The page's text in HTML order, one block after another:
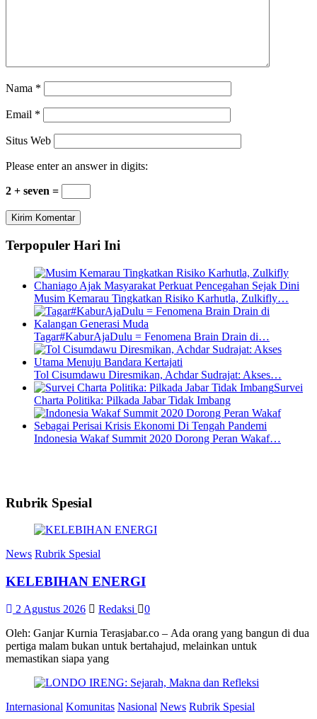
Nama *
Email *
Situs Web
Please enter an answer in digits:
2 + seven =
Terpopuler Hari Ini
Musim Kemarau Tingkatkan Risiko Karhutla, Zulkifly…
Tagar#KaburAjaDulu = Fenomena Brain Drain di…
Tol Cisumdawu Diresmikan, Achdar Sudrajat: Akses…
Survei
Charta Politika: Pilkada Jabar Tidak Imbang
Indonesia Wakaf Summit 2020 Dorong Peran Wakaf…
Rubrik Spesial
News Rubrik Spesial
KELEBIHAN ENERGI
2 Agustus 2026 Redaksi
0
Oleh: Ganjar Kurnia Terasjabar.co – Ada orang yang bangun di dua
pertiga malam bukan untuk bertahajud, melainkan untuk
memastikan siapa yang
Internasional Komunitas Nasional News Rubrik Spesial